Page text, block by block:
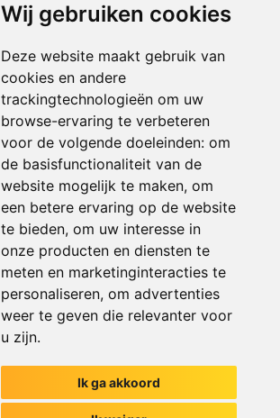
Wij gebruiken cookies
Deze website maakt gebruik van
cookies en andere
trackingtechnologieën om uw
browse-ervaring te verbeteren
voor de volgende doeleinden: om
de basisfunctionaliteit van de
website mogelijk te maken, om
een betere ervaring op de website
te bieden, om uw interesse in
onze producten en diensten te
meten en marketinginteracties te
personaliseren, om advertenties
weer te geven die relevanter voor
u zijn.
Ik ga akkoord
Het begin van jouw gesprek